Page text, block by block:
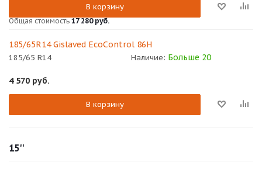
В корзину
Общая стоимость 17 280 руб.
185/65R14 Gislaved EcoControl 86H
185/65 R14 Наличие: Больше 20
4 570 руб.
В корзину
15''